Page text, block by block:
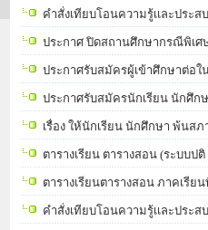
คำสั่งเทียบโอนความรู้เเละประ
ประกาศ ปิดสถานศึกษากรณีพิเศ
ประกาศรับสมัครผู้เข้าศึกษาต่อ
ประกาศรับสมัครนักเรียน นักศึก
เรื่อง ให้นักเรียน นักศึกษา พ้นส
ตารางเรียน ตารางสอน (ระบบป
ตารางเรียนตารางสอน ภาคเรีย
คำสั่งเทียบโอนความรู้เเละประ